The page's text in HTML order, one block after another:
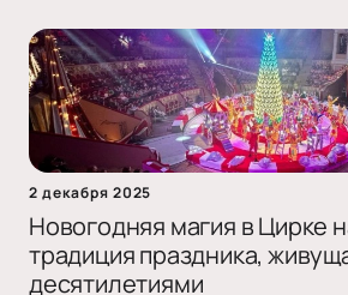
2 декабря 2025
Новогодняя магия в Цирке
традиция праздника,
десятилетиями